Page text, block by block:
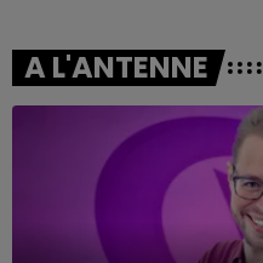
A L'ANTENNE